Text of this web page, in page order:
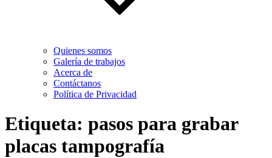
Quienes somos
Galería de trabajos
Acerca de
Contáctanos
Política de Privacidad
Etiqueta: pasos para grabar
placas tampografía